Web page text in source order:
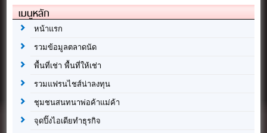
เมนูหลัก
หน้าแรก
รวมข้อมูลตลาดนัด
พื้นที่เช่า พื้นที่ให้เช่า
รวมแฟรนไชส์น่าลงทุน
ชุมชนสนทนาพ่อค้าแม่ค้า
จุดปิ๊งไอเดียทำธุรกิจ